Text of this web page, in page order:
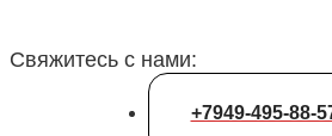
Свяжитесь с нами:
+7949-495-88-